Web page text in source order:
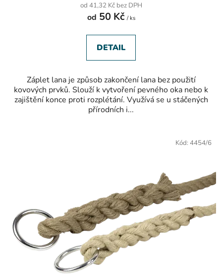
od 41,32 Kč bez DPH
od 50 Kč / ks
DETAIL
Záplet lana je způsob zakončení lana bez použití
kovových prvků. Slouží k vytvoření pevného oka nebo k
zajištění konce proti rozplétání. Využívá se u stáčených
přírodních i...
Kód: 4454/6